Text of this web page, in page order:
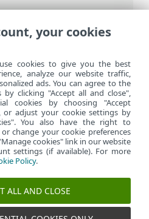
>ESET Smart
Өнімді іске қосу>
кілті
сайтты қарау
your cookies
cookies to give you the best
analyze our website traffic,
ads. You can agree to the
clicking "Accept all and close",
cookies by choosing "Accept
or adjust your cookie settings by
You also have the right to
change your cookie preferences
cookies" link in our website
settings (if available). For more
Policy.
ALL AND CLOSE